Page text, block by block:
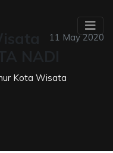
11 May 2020
Kota Wisata